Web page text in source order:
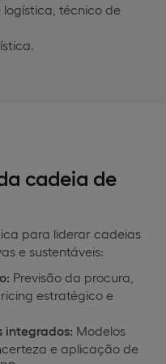
técnico de
cadeia de
para liderar cadeias
e sustentáveis:
Previsão da procura,
estratégico e
integrados: Modelos
e aplicação de